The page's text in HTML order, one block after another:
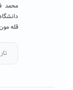
محمد
قله
تاریخ۸